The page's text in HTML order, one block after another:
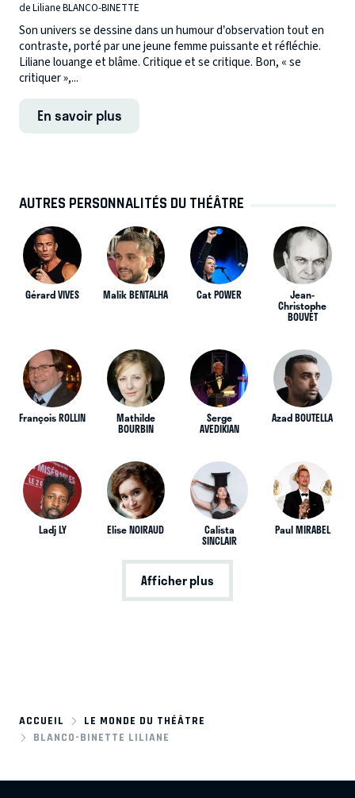
de Liliane BLANCO-BINETTE
Son univers se dessine dans un humour d’observation tout en
contraste, porté par une jeune femme puissante et réfléchie.
Liliane louange et blâme. Critique et se critique. Bon, « se
critiquer »,...
En savoir plus
AUTRES PERSONNALITÉS DU THÉÂTRE
Gérard VIVES Malik BENTALHA Cat POWER Jean-
Christophe
BOUVET
François ROLLIN Mathilde
BOURBIN
Serge
AVEDIKIAN
Azad BOUTELLA
Ladj LY Elise NOIRAUD Calista
SINCLAIR
Paul MIRABEL
Afficher plus
ACCUEIL
LE MONDE DU THÉÂTRE
BLANCO-BINETTE LILIANE